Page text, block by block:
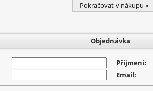
Pokračovat v nákupu »
Objednávka
Příjmení:
Email: